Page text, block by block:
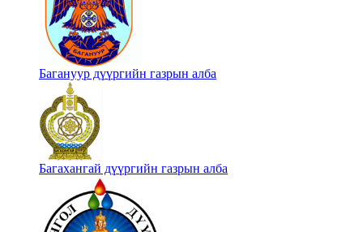
Багануур дүүргийн газрын алба
Багахангай дүүргийн газрын алба